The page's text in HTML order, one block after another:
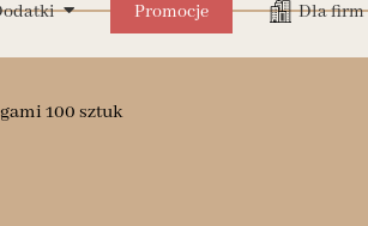
Promocje Dla firm
100 sztuk